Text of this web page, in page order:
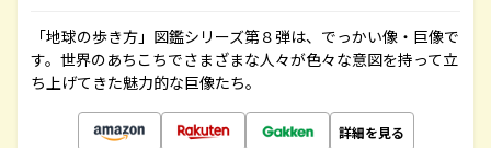
「地球の歩き方」図鑑シリーズ第８弾は、でっかい像・巨像で
す。世界のあちこちでさまざまな人々が色々な意図を持って立
ち上げてきた魅力的な巨像たち。
詳細を見る